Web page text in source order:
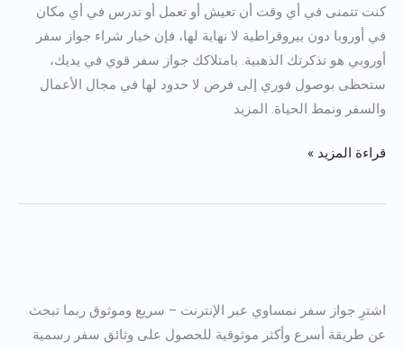
كنت تتمنى في أي وقت أن تعيش أو تعمل أو تدرس في أي مكان
في أوروبا دون بيروقراطية لا نهاية لها، فإن خيار شراء جواز سفر
أوروبي هو تذكرتك الذهبية. بامتلاكك جواز سفر قوي في يديك،
ستحظى بوصول فوري إلى فرص لا حدود لها في مجال الأعمال
والسفر ونمط الحياة. المزيد
الاتحاد
الأوروبي
قراءة المزيد »
اشترِ جواز سفر نمساوي عبر الإنترنت – سريع وموثوق ربما تبحث
عن طريقة أسرع وأكثر موثوقية للحصول على وثائق سفر رسمية
السفر
النمساوي